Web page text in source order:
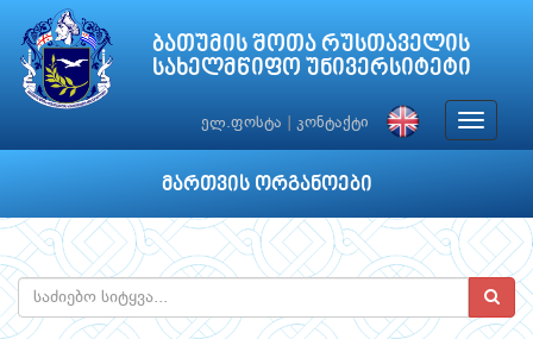
ბათუმის შოთა რუსთაველის
სახელმწიფო უნივერსიტეტი
ელ.ფოსტა კონტაქტი
Toggle
მართვის ორგანოები